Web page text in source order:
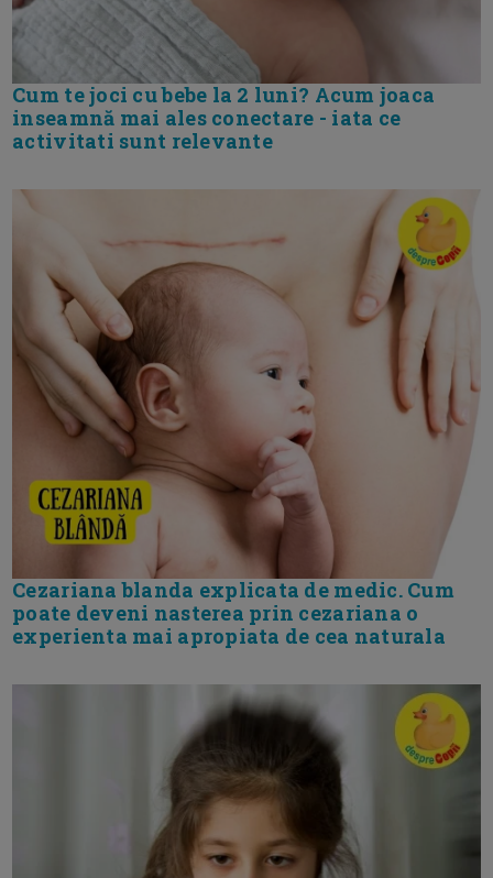
Cum te joci cu bebe la 2 luni? Acum joaca
inseamnă mai ales conectare - iata ce
activitati sunt relevante
Cezariana blanda explicata de medic. Cum
poate deveni nasterea prin cezariana o
experienta mai apropiata de cea naturala